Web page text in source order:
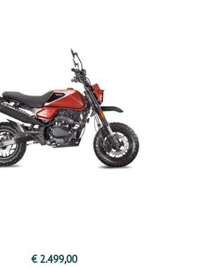
€ 2.499,00